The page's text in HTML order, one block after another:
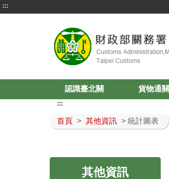
:::
認識臺北關 貨物通關
首頁 > 其他資訊 > 統計圖表
:::
其他資訊